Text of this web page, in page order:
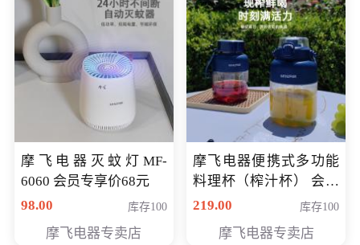
摩飞电器灭蚊灯MF-
6060 会员专享价68元
98.00
库存100
摩飞电器专卖店
摩飞电器便携式多功能
料理杯（榨汁杯） 会员
专享价118元
219.00 库存100
摩飞电器专卖店